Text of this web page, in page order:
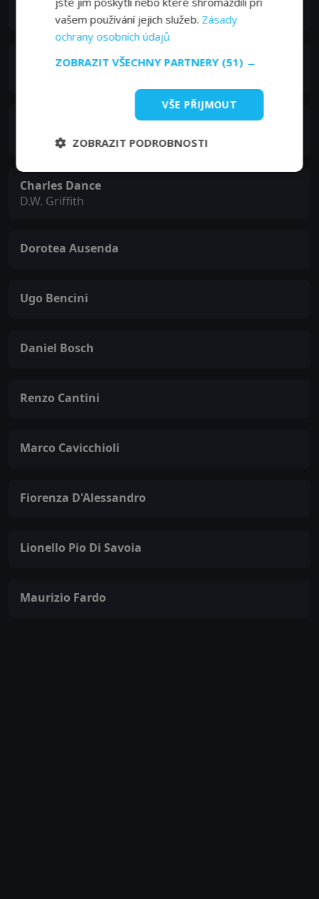
The Venetian
Massimo Venturiello
Irish Cameraman
Charles Dance
D.W. Griffith
Dorotea Ausenda
Ugo Bencini
Daniel Bosch
Renzo Cantini
Marco Cavicchioli
Fiorenza D'Alessandro
Lionello Pio Di Savoia
Maurizio Fardo
vašem používání jejich služeb. Zásady
ochrany osobních údajů
ZOBRAZIT VŠECHNY PARTNERY (51) →
VŠE PŘIJMOUT
ZOBRAZIT PODROBNOSTI